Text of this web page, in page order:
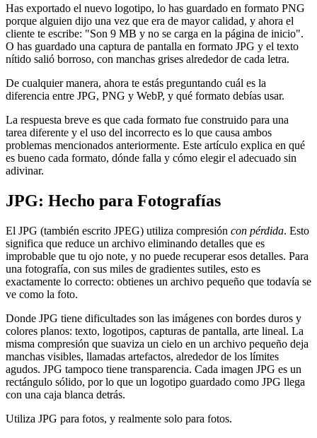
Has exportado el nuevo logotipo, lo has guardado en formato PNG
porque alguien dijo una vez que era de mayor calidad, y ahora el
cliente te escribe: "Son 9 MB y no se carga en la página de inicio".
O has guardado una captura de pantalla en formato JPG y el texto
nítido salió borroso, con manchas grises alrededor de cada letra.
De cualquier manera, ahora te estás preguntando cuál es la
diferencia entre JPG, PNG y WebP, y qué formato debías usar.
La respuesta breve es que cada formato fue construido para una
tarea diferente y el uso del incorrecto es lo que causa ambos
problemas mencionados anteriormente. Este artículo explica en qué
es bueno cada formato, dónde falla y cómo elegir el adecuado sin
adivinar.
JPG: Hecho para Fotografías
El JPG (también escrito JPEG) utiliza compresión con pérdida. Esto
significa que reduce un archivo eliminando detalles que es
improbable que tu ojo note, y no puede recuperar esos detalles. Para
una fotografía, con sus miles de gradientes sutiles, esto es
exactamente lo correcto: obtienes un archivo pequeño que todavía se
ve como la foto.
Donde JPG tiene dificultades son las imágenes con bordes duros y
colores planos: texto, logotipos, capturas de pantalla, arte lineal. La
misma compresión que suaviza un cielo en un archivo pequeño deja
manchas visibles, llamadas artefactos, alrededor de los límites
agudos. JPG tampoco tiene transparencia. Cada imagen JPG es un
rectángulo sólido, por lo que un logotipo guardado como JPG llega
con una caja blanca detrás.
Utiliza JPG para fotos, y realmente solo para fotos.